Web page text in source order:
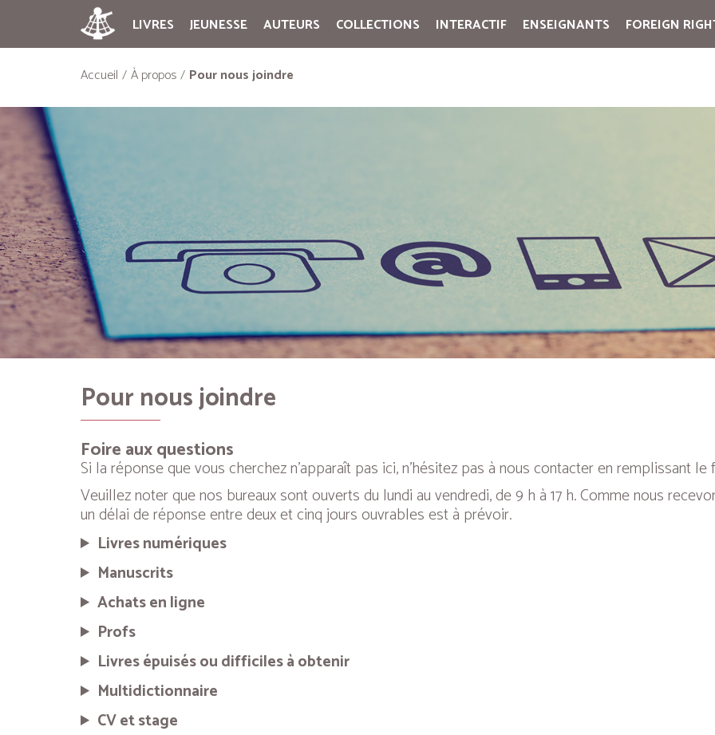
LIVRES JEUNESSE AUTEURS COLLECTIONS INTERACTIF ENSEIGNANTS FOREIGN
Accueil À propos Pour nous joindre
Pour nous joindre
Foire aux questions
Si la réponse que vous cherchez n’apparaît pas ici, n’hésitez pas à nous contacter en remplissant le
Veuillez noter que nos bureaux sont ouverts du lundi au vendredi, de 9 h à 17 h. Comme nous
un délai de réponse entre deux et cinq jours ouvrables est à prévoir.
Livres numériques
Manuscrits
Achats en ligne
Profs
Livres épuisés ou difficiles à obtenir
Multidictionnaire
CV et stage